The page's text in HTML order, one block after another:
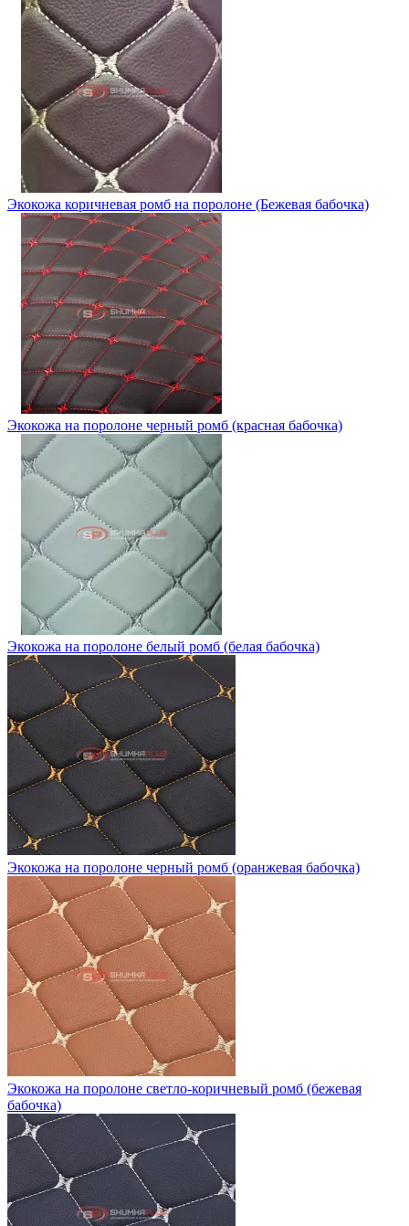
Экокожа коричневая ромб на поролоне (Бежевая бабочка)
Экокожа на поролоне черный ромб (красная бабочка)
Экокожа на поролоне белый ромб (белая бабочка)
Экокожа на поролоне черный ромб (оранжевая бабочка)
Экокожа на поролоне светло-коричневый ромб (бежевая
бабочка)